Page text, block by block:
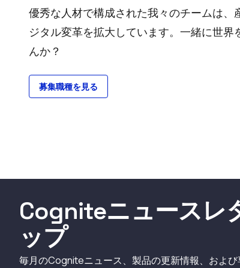
優秀な人材で構成された我々のチームは、
ジタル変革を拡大しています。一緒に世界
んか？
募集職種を見る
Cogniteニュースレ
ップ
毎月のCogniteニュース、製品の更新情報、およ